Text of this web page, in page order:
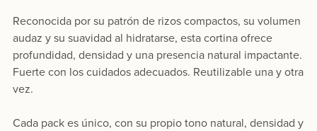
Reconocida por su patrón de rizos compactos, su volumen
audaz y su suavidad al hidratarse, esta cortina ofrece
profundidad, densidad y una presencia natural impactante.
Fuerte con los cuidados adecuados. Reutilizable una y otra
vez.
Cada pack es único, con su propio tono natural, densidad y